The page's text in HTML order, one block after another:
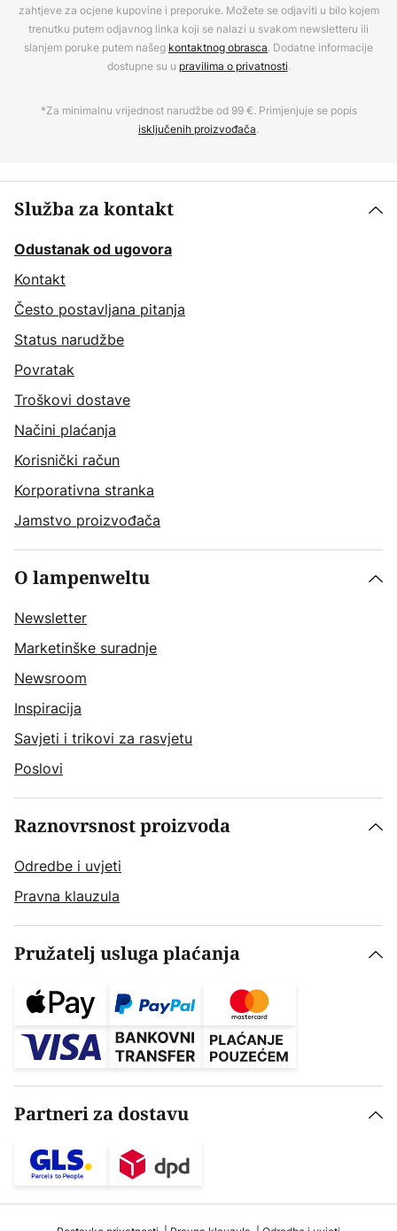
zahtjeve za ocjene kupovine i preporuke. Možete se odjaviti u bilo kojem
trenutku putem odjavnog linka koji se nalazi u svakom newsletteru ili
slanjem poruke putem našeg kontaktnog obrasca. Dodatne informacije
dostupne su u pravilima o privatnosti.
*Za minimalnu vrijednost narudžbe od 99 €. Primjenjuje se popis
isključenih proizvođača.
Služba za kontakt
Odustanak od ugovora
Kontakt
Često postavljana pitanja
Status narudžbe
Povratak
Troškovi dostave
Načini plaćanja
Korisnički račun
Korporativna stranka
Jamstvo proizvođača
O lampenweltu
Newsletter
Marketinške suradnje
Newsroom
Inspiracija
Savjeti i trikovi za rasvjetu
Poslovi
Raznovrsnost proizvoda
Odredbe i uvjeti
Pravna klauzula
Pružatelj usluga plaćanja
Partneri za dostavu